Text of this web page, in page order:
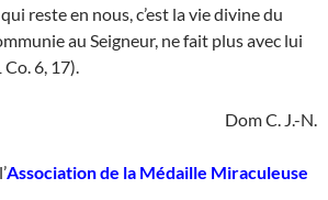
reste en nous, c’est la vie divine du
au Seigneur, ne fait plus avec lui
Co. 6, 17).
Dom C. J.-N.
Association de la Médaille Miraculeuse